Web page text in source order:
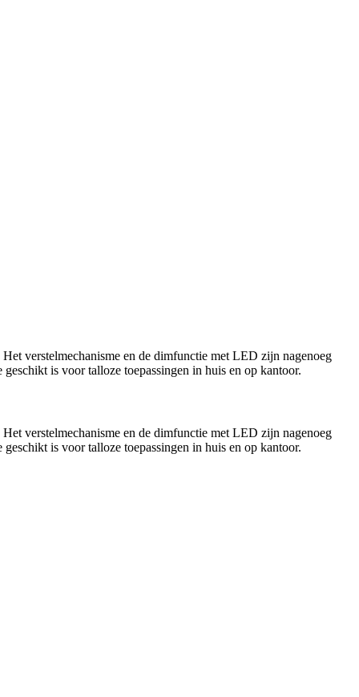
verstelmechanisme en de dimfunctie met LED zijn nagenoeg
is voor talloze toepassingen in huis en op kantoor.
verstelmechanisme en de dimfunctie met LED zijn nagenoeg
is voor talloze toepassingen in huis en op kantoor.